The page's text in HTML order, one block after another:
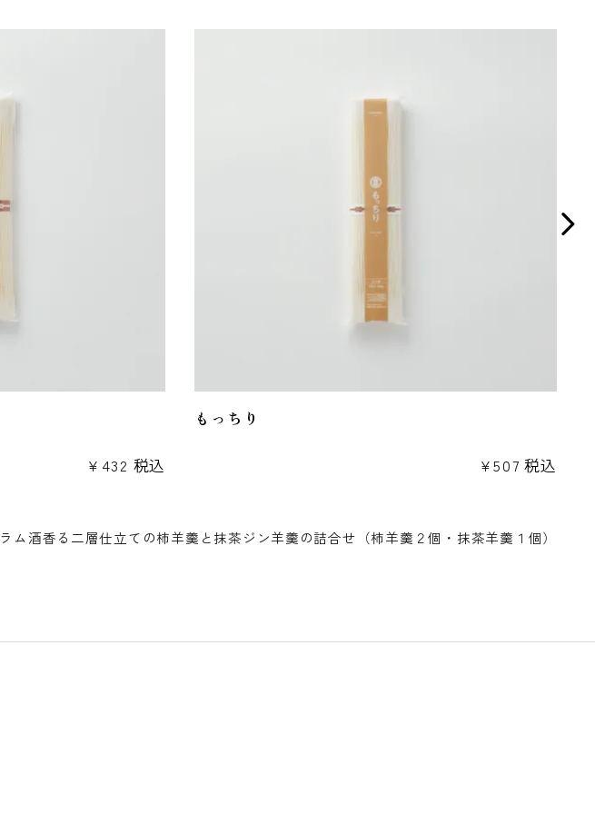
¥ 432 税込
もっちり
¥507 税込
ラム酒香る二層仕立ての柿羊羹と抹茶ジン羊羹の詰合せ（柿羊羹２個・抹茶羊羹１個）